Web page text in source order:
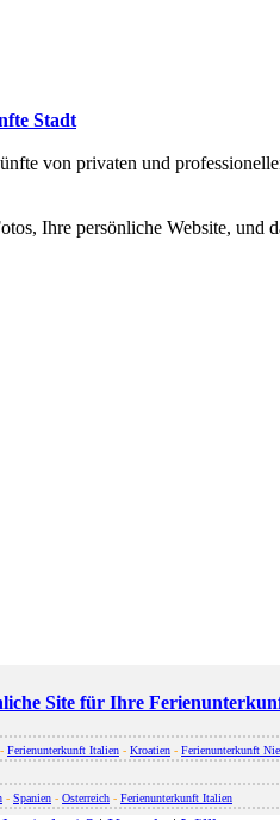
Stadt
von privaten und
Ihre persönliche Website, und
Site für Ihre
- Ferienunterkunft Italien - Kroatien - Ferienunterkunft
- Spanien - Osterreich - Ferienunterkunft Italien